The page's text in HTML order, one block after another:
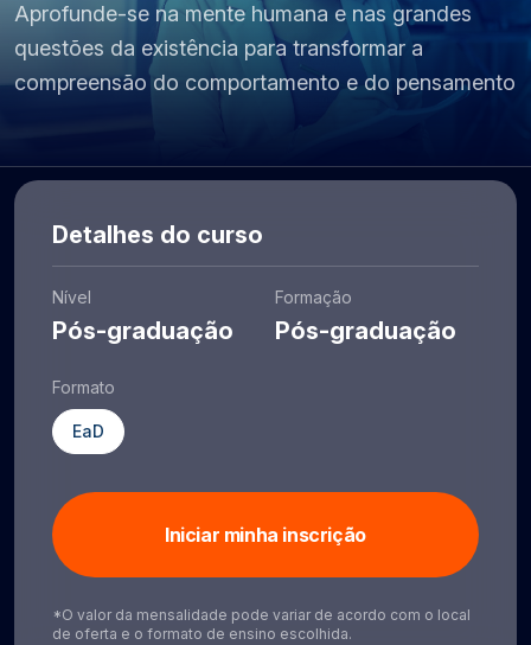
Aprofunde-se na mente humana e nas grandes
questões da existência para transformar a
compreensão do comportamento e do pensamento
Detalhes do curso
Nível
Pós-graduação
Formação
Pós-graduação
Formato
EaD
Iniciar minha inscrição
*O valor da mensalidade pode variar de acordo com o local
de oferta e o formato de ensino escolhida.